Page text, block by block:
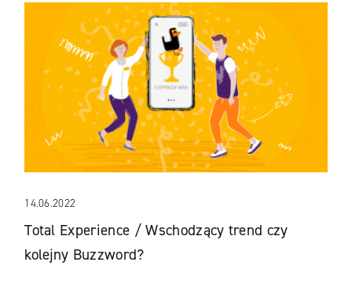
14.06.2022
Total Experience / Wschodzący trend czy
kolejny Buzzword?